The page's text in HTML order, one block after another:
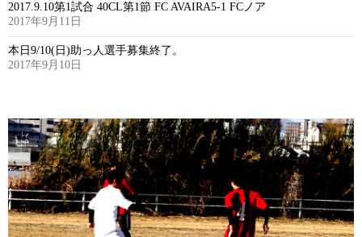
2017.9.10第1試合 40CL第1節 FC AVAIRA5-1 FCノア
2017年9月11日
本日9/10(日)助っ人選手募集終了。
2017年9月10日